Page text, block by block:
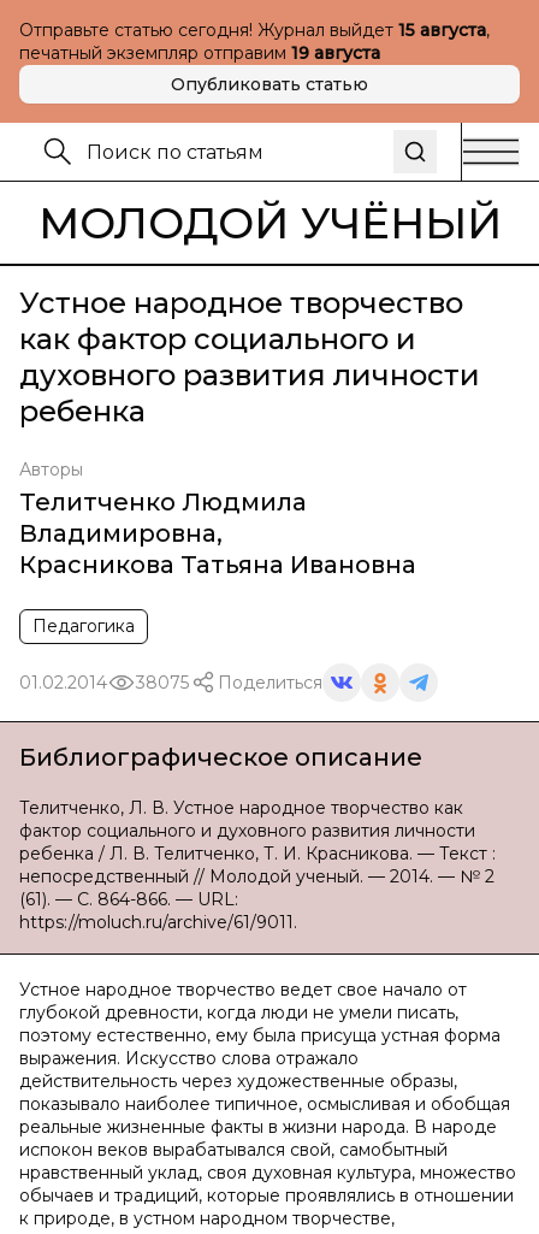
Отправьте статью сегодня! Журнал выйдет 15 августа,
печатный экземпляр отправим 19 августа
Опубликовать статью
МОЛОДОЙ УЧЁНЫЙ
Устное народное творчество
как фактор социального и
духовного развития личности
ребенка
Авторы
Телитченко Людмила
Владимировна,
Красникова Татьяна Ивановна
Педагогика
01.02.2014 38075 Поделиться
Библиографическое описание
Телитченко, Л. В. Устное народное творчество как
фактор социального и духовного развития личности
ребенка / Л. В. Телитченко, Т. И. Красникова. — Текст :
непосредственный // Молодой ученый. — 2014. — № 2
(61). — С. 864-866. — URL:
https://moluch.ru/archive/61/9011.
Устное народное творчество ведет свое начало от
глубокой древности, когда люди не умели писать,
поэтому естественно, ему была присуща устная форма
выражения. Искусство слова отражало
действительность через художественные образы,
показывало наиболее типичное, осмысливая и обобщая
реальные жизненные факты в жизни народа. В народе
испокон веков вырабатывался свой, самобытный
нравственный уклад, своя духовная культура, множество
обычаев и традиций, которые проявлялись в отношении
к природе, в устном народном творчестве,